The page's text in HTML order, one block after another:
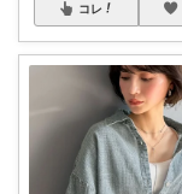
コレ